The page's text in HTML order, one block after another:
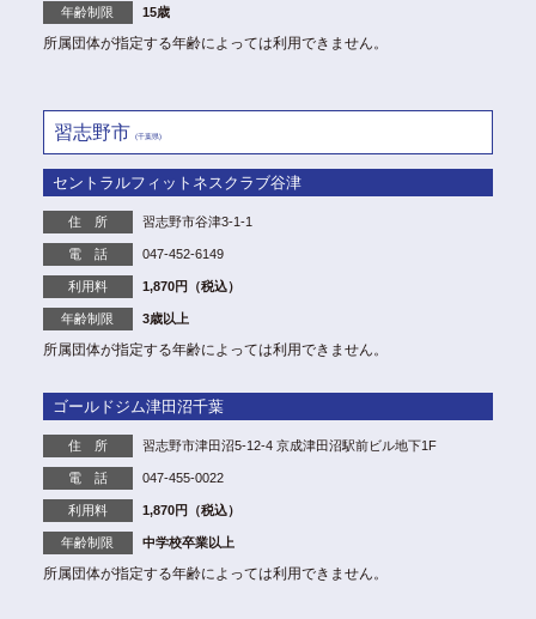
年齢制限 15歳
所属団体が指定する年齢によっては利用できません。
習志野市 (千葉県)
セントラルフィットネスクラブ谷津
住 所 習志野市谷津3-1-1
電 話 047-452-6149
利用料 1,870円（税込）
年齢制限 3歳以上
所属団体が指定する年齢によっては利用できません。
ゴールドジム津田沼千葉
住 所 習志野市津田沼5-12-4 京成津田沼駅前ビル地下1F
電 話 047-455-0022
利用料 1,870円（税込）
年齢制限 中学校卒業以上
所属団体が指定する年齢によっては利用できません。